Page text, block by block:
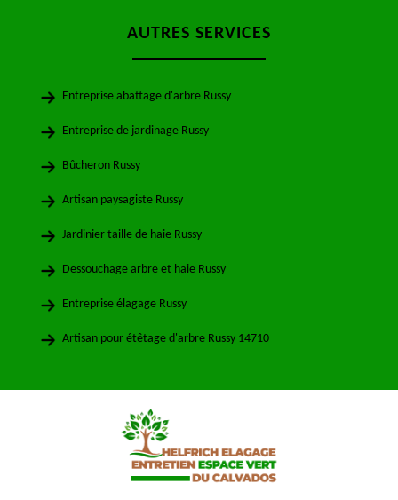
AUTRES SERVICES
Entreprise abattage d'arbre Russy
Entreprise de jardinage Russy
Bûcheron Russy
Artisan paysagiste Russy
Jardinier taille de haie Russy
Dessouchage arbre et haie Russy
Entreprise élagage Russy
Artisan pour étêtage d'arbre Russy 14710